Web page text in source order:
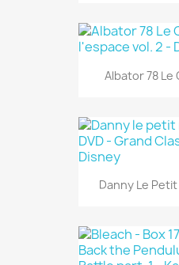
Albator 78 Le
Danny Le